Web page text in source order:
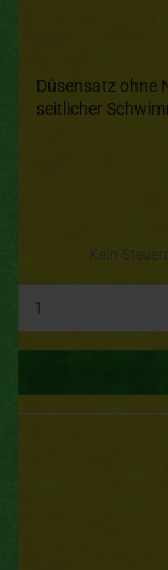
Düsensatz ohne
seitlicher